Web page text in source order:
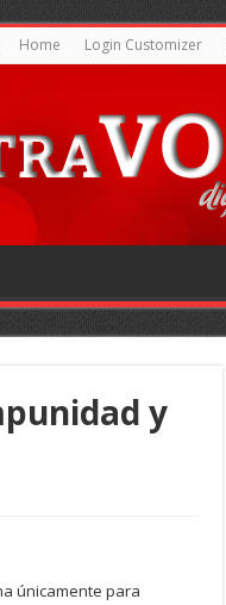
Home Login Customizer
y
únicamente para